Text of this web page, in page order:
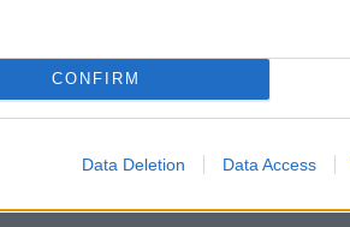
CONFIRM
Data Deletion Data Access